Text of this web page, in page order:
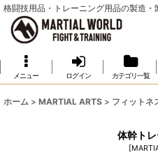
格闘技用品・トレーニング用品の製造
メニュー ログイン カテゴリ一覧
ホーム > MARTIAL ARTS > フィットネ
体幹ト
[